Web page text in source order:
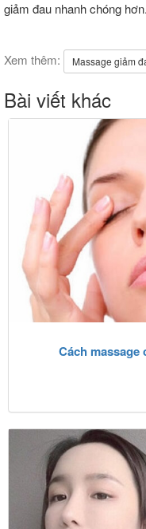
giảm đau nhanh chóng hơn.
Xem thêm: Massage giảm
Bài viết khác
Cách